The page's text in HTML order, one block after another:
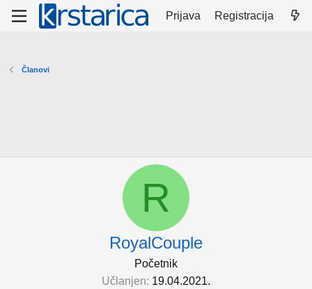
Prijava Registracija
Članovi
R
RoyalCouple
Početnik
Učlanjen 19.04.2021.